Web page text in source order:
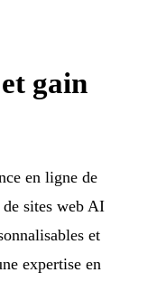
gain
en ligne de
de sites web AI
et
expertise en